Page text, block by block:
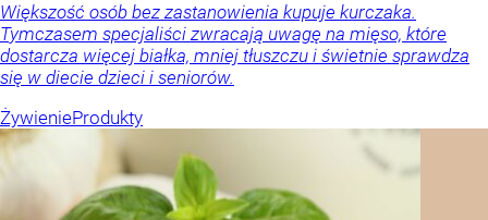
Większość osób bez zastanowienia kupuje kurczaka.
Tymczasem specjaliści zwracają uwagę na mięso, które
dostarcza więcej białka, mniej tłuszczu i świetnie sprawdza
się w diecie dzieci i seniorów.
ŻywienieProdukty